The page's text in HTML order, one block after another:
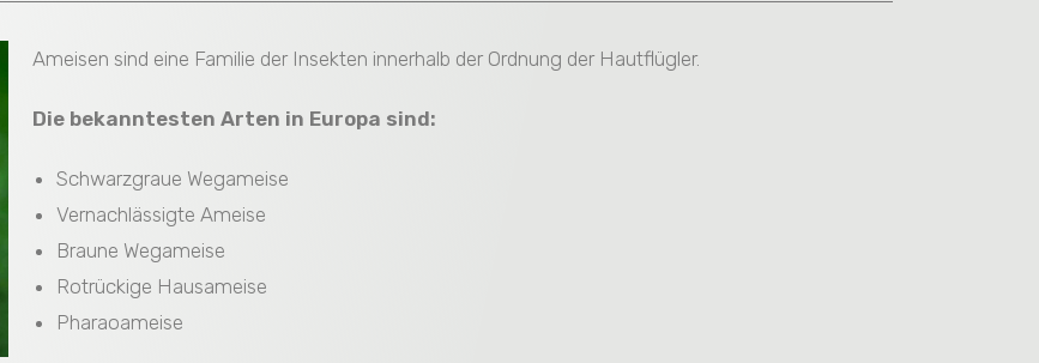
Ameisen sind eine Familie der Insekten innerhalb der Ordnung der Hautflügler.
Die bekanntesten Arten in Europa sind:
Schwarzgraue Wegameise
Vernachlässigte Ameise
Braune Wegameise
Rotrückige Hausameise
Pharaoameise